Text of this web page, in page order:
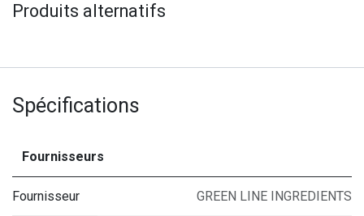
Produits alternatifs
Spécifications
Fournisseurs
Fournisseur GREEN LINE INGREDIENTS